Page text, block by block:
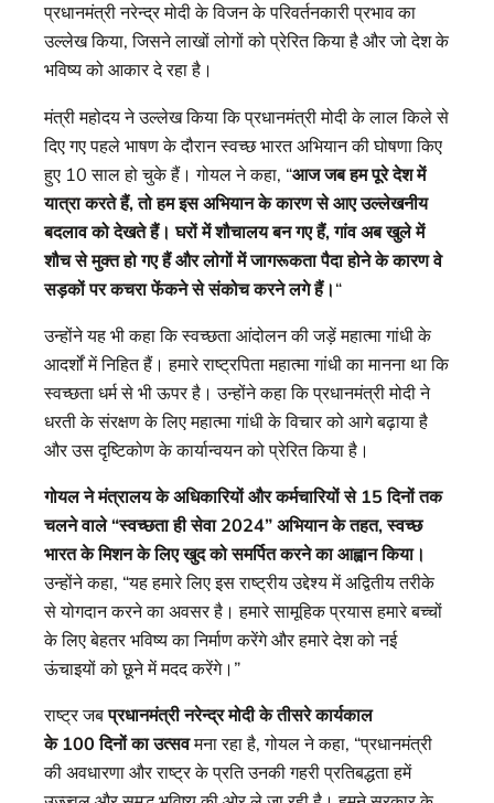
प्रधानमंत्री नरेन्द्र मोदी के विजन के परिवर्तनकारी प्रभाव का
उल्लेख किया, जिसने लाखों लोगों को प्रेरित किया है और जो देश के
भविष्य को आकार दे रहा है।
मंत्री महोदय ने उल्लेख किया कि प्रधानमंत्री मोदी के लाल किले से
दिए गए पहले भाषण के दौरान स्वच्छ भारत अभियान की घोषणा किए
हुए 10 साल हो चुके हैं। गोयल ने कहा, “आज जब हम पूरे देश में
यात्रा करते हैं, तो हम इस अभियान के कारण से आए उल्लेखनीय
बदलाव को देखते हैं। घरों में शौचालय बन गए हैं, गांव अब खुले में
शौच से मुक्त हो गए हैं और लोगों में जागरूकता पैदा होने के कारण वे
सड़कों पर कचरा फेंकने से संकोच करने लगे हैं। “
उन्होंने यह भी कहा कि स्वच्छता आंदोलन की जड़ें महात्मा गांधी के
आदर्शों में निहित हैं। हमारे राष्ट्रपिता महात्मा गांधी का मानना ​​था कि
स्वच्छता धर्म से भी ऊपर है। उन्होंने कहा कि प्रधानमंत्री मोदी ने
धरती के संरक्षण के लिए महात्मा गांधी के विचार को आगे बढ़ाया है
और उस दृष्टिकोण के कार्यान्वयन को प्रेरित किया है।
गोयल ने मंत्रालय के अधिकारियों और कर्मचारियों से 15 दिनों तक
चलने वाले “स्वच्छता ही सेवा 2024” अभियान के तहत, स्वच्छ
भारत के मिशन के लिए खुद को समर्पित करने का आह्वान किया।
उन्होंने कहा, “यह हमारे लिए इस राष्ट्रीय उद्देश्य में अद्वितीय तरीके
से योगदान करने का अवसर है। हमारे सामूहिक प्रयास हमारे बच्चों
के लिए बेहतर भविष्य का निर्माण करेंगे और हमारे देश को नई
ऊंचाइयों को छूने में मदद करेंगे।”
राष्ट्र जबप्रधानमंत्री नरेन्‍द्र मोदी के तीसरे कार्यकाल
के 100 दिनों का उत्‍सवमना रहा है, गोयल ने कहा, “प्रधानमंत्री
की अवधारणा और राष्ट्र के प्रति उनकी गहरी प्रतिबद्धता हमें